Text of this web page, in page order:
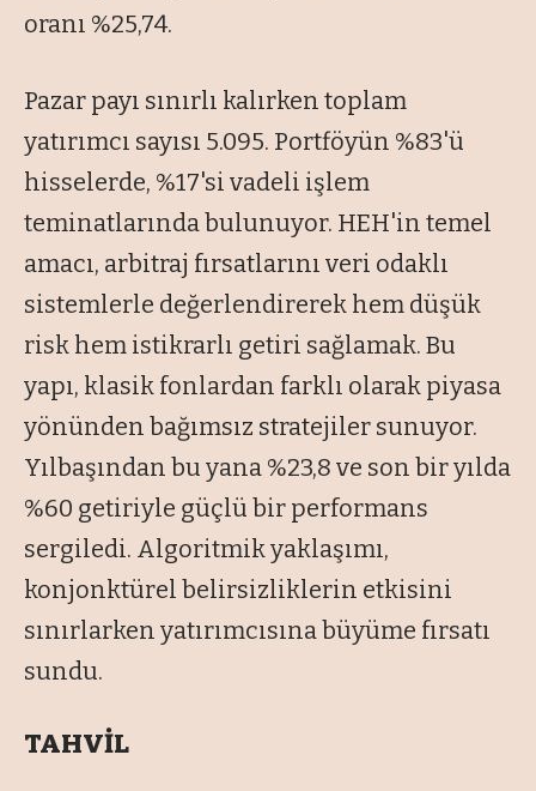
oranı %25,74.
Pazar payı sınırlı kalırken toplam
yatırımcı sayısı 5.095. Portföyün %83'ü
hisselerde, %17'si vadeli işlem
teminatlarında bulunuyor. HEH'in temel
amacı, arbitraj fırsatlarını veri odaklı
sistemlerle değerlendirerek hem düşük
risk hem istikrarlı getiri sağlamak. Bu
yapı, klasik fonlardan farklı olarak piyasa
yönünden bağımsız stratejiler sunuyor.
Yılbaşından bu yana %23,8 ve son bir yılda
%60 getiriyle güçlü bir performans
sergiledi. Algoritmik yaklaşımı,
konjonktürel belirsizliklerin etkisini
sınırlarken yatırımcısına büyüme fırsatı
sundu.
TAHVİL